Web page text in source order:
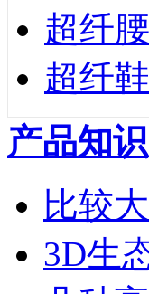
超纤
超纤
产品知识
比较
3D生